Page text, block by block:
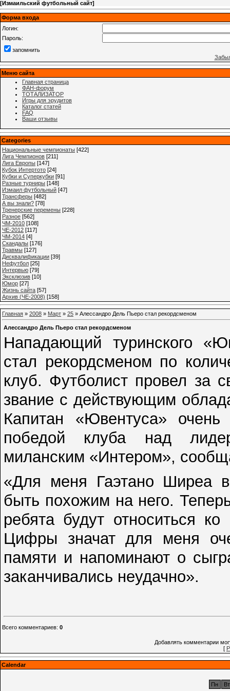
[Измаильский футбольный сайт]
Форма входа
Логин:
Пароль:
запомнить
Меню сайта
Главная страница
ФАН-форум
ТОТАЛИЗАТОР
Игры для эрудитов
Каталог статей
FAQ
Ваши отзывы
Categories
Национальные чемпионаты [422]
Лига Чемпионов [211]
Лига Европы [147]
Кубок Интертото [24]
Кубки и Суперкубки [91]
Разные турниры [148]
Измаил футбольный [47]
Трансферы [482]
А вы знали? [78]
Тренерские перемены [228]
Разное [562]
ЧМ-2010 [108]
ЧЕ-2012 [117]
ЧМ-2014 [4]
Cкандалы [176]
Травмы [127]
Дисквалификации [39]
Нефутбол [25]
Интервью [79]
Эксклюзив [10]
Юмор [27]
Жизнь сайта [57]
Архив (ЧЕ-2008) [158]
Главная » 2008 » Март » 25 » Алессандро Дель Пьеро стал рекордсменом
Алессандро Дель Пьеро стал рекордсменом
Нападающий туринского
стал рекордсменом по
клуб. Футболист провел за
звание с действующим
Капитан «Ювентуса»
победой клуба над
миланским «Интером»,
«Для меня Гаэтано Ширеа
быть похожим на него.
ребята будут относиться
Цифры значат для меня
памяти и напоминают о
заканчивались неудачно».
Всего комментариев: 0
Добавлять комментарии
[
Calendar
Пн Вт